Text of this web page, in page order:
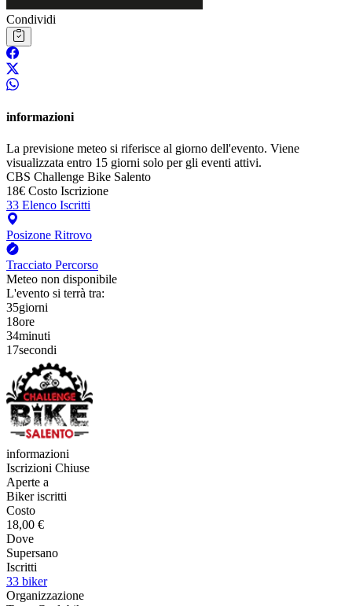
Condividi
informazioni
La previsione meteo si riferisce al giorno dell'evento. Viene
visualizzata entro 15 giorni solo per gli eventi attivi.
CBS Challenge Bike Salento
18€ Costo Iscrizione
33 Elenco Iscritti
Posizone Ritrovo
Tracciato Percorso
Meteo non disponibile
L'evento si terrà tra:
35giorni
18ore
34minuti
17secondi
informazioni
Iscrizioni Chiuse
Aperte a
Biker iscritti
Costo
18,00 €
Dove
Supersano
Iscritti
33 biker
Organizzazione